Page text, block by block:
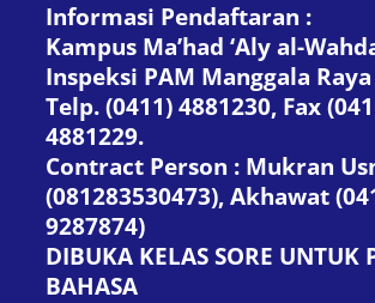
Informasi Pendaftaran :
Kampus Ma’had ‘Aly al-
Inspeksi PAM Manggala
Telp. (0411) 4881230, Fax
4881229.
Contract Person : Mukran
(081283530473), Akhawat
9287874)
DIBUKA KELAS SORE UNTUK
BAHASA